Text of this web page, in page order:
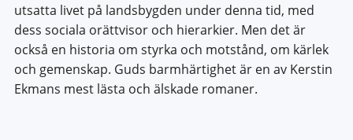
utsatta livet på landsbygden under denna tid, med
dess sociala orättvisor och hierarkier. Men det är
också en historia om styrka och motstånd, om kärlek
och gemenskap. Guds barmhärtighet är en av Kerstin
Ekmans mest lästa och älskade romaner.